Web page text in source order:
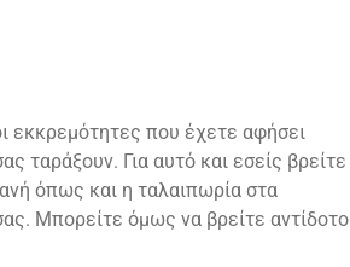
εκκρεμότητες που έχετε αφήσει
ταράξουν. Για αυτό και εσείς βρείτε
όπως και η ταλαιπωρία στα
Μπορείτε όμως να βρείτε αντίδοτο